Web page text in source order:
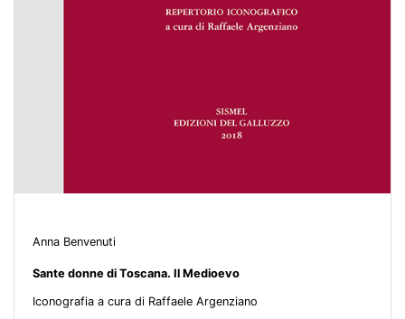
Anna Benvenuti
Sante donne di Toscana. Il Medioevo
Iconografia a cura di Raffaele Argenziano